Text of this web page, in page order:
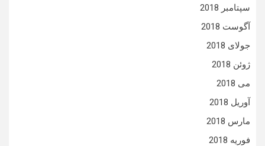
سپتامبر 2018
آگوست 2018
جولای 2018
ژوئن 2018
می 2018
آوریل 2018
مارس 2018
فوریه 2018